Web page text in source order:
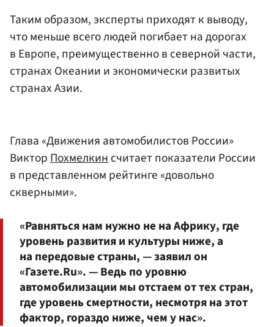
Таким образом, эксперты приходят к выводу,
что меньше всего людей погибает на дорогах
в Европе, преимущественно в северной части,
странах Океании и экономически развитых
странах Азии.
Глава «Движения автомобилистов России»
ВикторПохмелкинсчитает показатели России
в представленном рейтинге «довольно
скверными».
«Равняться нам нужно не на Африку, где
уровень развития и культуры ниже, а
на передовые страны, — заявил он
«Газете.Ru». — Ведь по уровню
автомобилизации мы отстаем от тех стран,
где уровень смертности, несмотря на этот
фактор, гораздо ниже, чем у нас».